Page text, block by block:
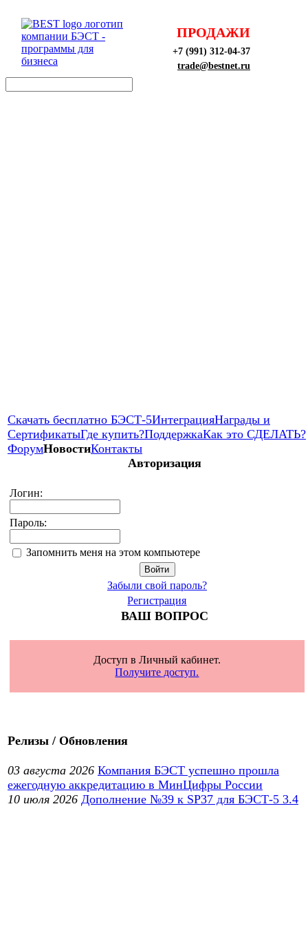
ПРОДАЖИ
+7 (991) 312-04-37
trade@bestnet.ru
Скачать бесплатно БЭСТ-5ИнтеграцияНаграды и
СертификатыГде купить?ПоддержкаКак это СДЕЛАТЬ?
ФорумНовостиКонтакты
Авторизация
Логин:
Пароль:
Запомнить меня на этом компьютере
Забыли свой пароль?
Регистрация
ВАШ ВОПРОС
Доступ в Личный кабинет.
Получите доступ.
Релизы / Обновления
03 августа 2026 Компания БЭСТ успешно прошла
ежегодную аккредитацию в МинЦифры России
10 июля 2026 Дополнение №39 к SP37 для БЭСТ-5 3.4